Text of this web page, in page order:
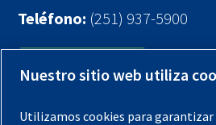
Teléfono: (251) 937-5900
Contáctenos
Registra tu compresor
Nuestro sitio web utiliza
Utilizamos cookies para garantizar